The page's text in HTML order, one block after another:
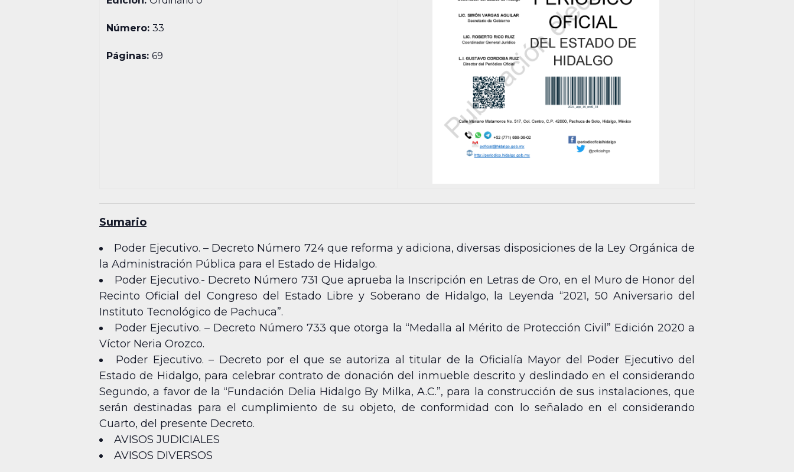
Número:33
Páginas:69
Sumario
Poder Ejecutivo. – Decreto Número 724 que reforma y adiciona, diversas disposiciones de la Ley Orgánica de
la Administración Pública para el Estado de Hidalgo.
Poder Ejecutivo.- Decreto Número 731 Que aprueba la Inscripción en Letras de Oro, en el Muro de Honor del
Recinto Oficial del Congreso del Estado Libre y Soberano de Hidalgo, la Leyenda “2021, 50 Aniversario del
Instituto Tecnológico de Pachuca”.
Poder Ejecutivo. – Decreto Número 733 que otorga la “Medalla al Mérito de Protección Civil” Edición 2020 a
Víctor Neria Orozco.
Poder Ejecutivo. – Decreto por el que se autoriza al titular de la Oficialía Mayor del Poder Ejecutivo del
Estado de Hidalgo, para celebrar contrato de donación del inmueble descrito y deslindado en el considerando
Segundo, a favor de la “Fundación Delia Hidalgo By Milka, A.C.”, para la construcción de sus instalaciones, que
serán destinadas para el cumplimiento de su objeto, de conformidad con lo señalado en el considerando
Cuarto, del presente Decreto.
AVISOS JUDICIALES
AVISOS DIVERSOS